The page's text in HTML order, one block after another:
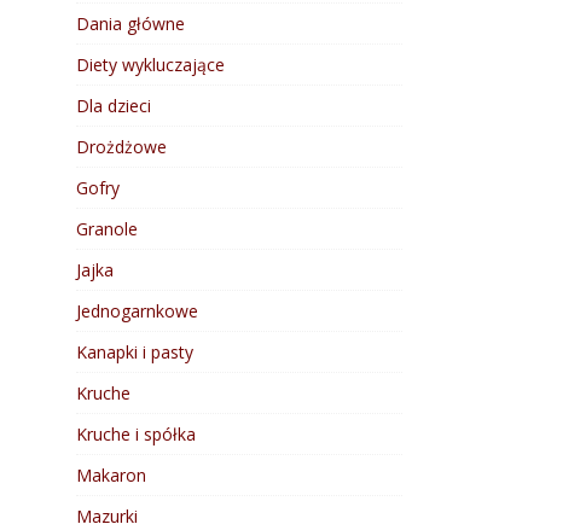
Dania główne
Diety wykluczające
Dla dzieci
Drożdżowe
Gofry
Granole
Jajka
Jednogarnkowe
Kanapki i pasty
Kruche
Kruche i spółka
Makaron
Mazurki